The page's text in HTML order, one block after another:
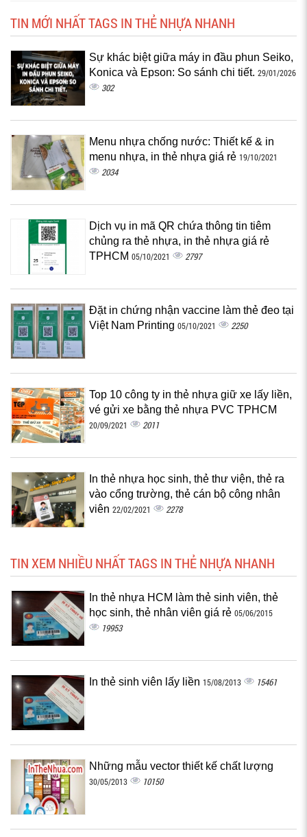
TIN MỚI NHẤT TAGS IN THẺ NHỰA NHANH
Sự khác biệt giữa máy in đầu phun Seiko,
Konica và Epson: So sánh chi tiết. 29/01/2026
302
Menu nhựa chống nước: Thiết kế & in
menu nhựa, in thẻ nhựa giá rẻ 19/10/2021
2034
Dịch vụ in mã QR chứa thông tin tiêm
chủng ra thẻ nhựa, in thẻ nhựa giá rẻ
TPHCM 05/10/2021 2797
Đặt in chứng nhận vaccine làm thẻ đeo tại
Việt Nam Printing 05/10/2021 2250
Top 10 công ty in thẻ nhựa giữ xe lấy liền,
vé gửi xe bằng thẻ nhựa PVC TPHCM
20/09/2021 2011
In thẻ nhựa học sinh, thẻ thư viện, thẻ ra
vào cổng trường, thẻ cán bộ công nhân
viên 22/02/2021 2278
TIN XEM NHIỀU NHẤT TAGS IN THẺ NHỰA NHANH
In thẻ nhựa HCM làm thẻ sinh viên, thẻ
học sinh, thẻ nhân viên giá rẻ 05/06/2015
19953
In thẻ sinh viên lấy liền 15/08/2013 15461
Những mẫu vector thiết kế chất lượng
30/05/2013 10150